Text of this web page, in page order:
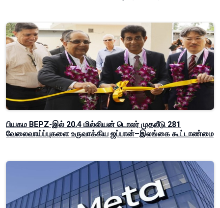
பியகம BEPZ-இல் 20.4 மில்லியன் டொலர் முதலீடு 281
வேலைவாய்ப்புகளை உருவாக்கிய ஜப்பான்–இலங்கை கூட்டாண்மை